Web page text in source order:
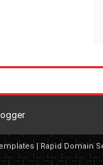
|Rapid Domain